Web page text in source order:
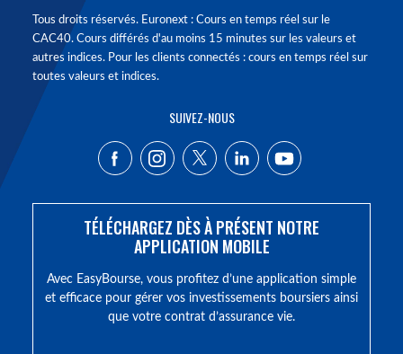
Tous droits réservés. Euronext : Cours en temps réel sur le
CAC40. Cours différés d'au moins 15 minutes sur les valeurs et
autres indices. Pour les clients connectés : cours en temps réel sur
toutes valeurs et indices.
SUIVEZ-NOUS
TÉLÉCHARGEZ DÈS À PRÉSENT NOTRE
APPLICATION MOBILE
Avec EasyBourse, vous profitez d’une application simple
et efficace pour gérer vos investissements boursiers ainsi
que votre contrat d’assurance vie.